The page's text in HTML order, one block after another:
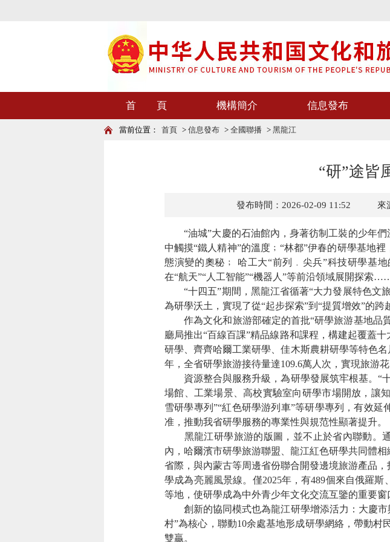
首 頁 機構簡介 信息發布
當前位置： 首頁 > 信息發布 > 全國聯播 > 黑龍江
“研”途皆
發布時間：2026-02-09 11:52 來
“油城”大慶的石油館內，身著彷制工裝的少年們
中觸摸“鐵人精神”的溫度﹔“林都”伊春的研學基地
態演變的奧秘﹔ 哈工大“前列﹒尖兵”科技研學基
在“航天”“人工智能”“機器人”等前沿領域展開探索
“十四五”期間，黑龍江省循著“大力發展特色文
為研學沃土，實現了從“起步探索”到“提質增效”的跨
作為文化和旅游部確定的首批“研學旅游基地品質
廳局推出“百線百課”精品線路和課程，構建起覆蓋
研學、齊齊哈爾工業研學、佳木斯農耕研學等特色
年，全省研學旅游接待量達109.6萬人次，實現旅游
資源整合與服務升級，為研學發展筑牢根基。“
場館、工業場景、高校實驗室向研學市場開放，讓
雪研學專列”“紅色研學游列車”等研學專列，有效
准，推動我省研學服務的專業性與規范性顯著提升。
黑龍江研學旅游的版圖，並不止於省內聯動。通
內，哈爾濱市研學旅游聯盟、龍江紅色研學共同體
省際，與內蒙古等周邊省份聯合開發邊境旅游產品
學成為亮麗風景線。僅2025年，有489個來自俄羅
等地，使研學成為中外青少年文化交流互鑒的重要窗
創新的協同模式也為龍江研學增添活力：大慶市
村”為核心，聯動10余處基地形成研學網絡，帶動村
雙贏。